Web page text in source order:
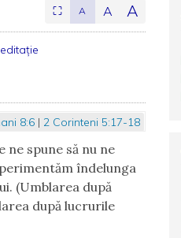
⛶ A A A
8:6 | 2 Corinteni 5:17-18
ne spune să nu ne
îndelunga
(Umblarea după
după lucrurile